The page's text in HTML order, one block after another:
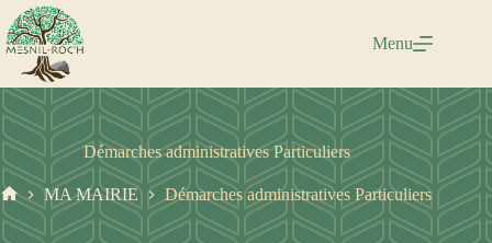
Passer
au
contenu
Menu
Démarches administratives Particuliers
Accueil
MA MAIRIE Démarches administratives Particuliers